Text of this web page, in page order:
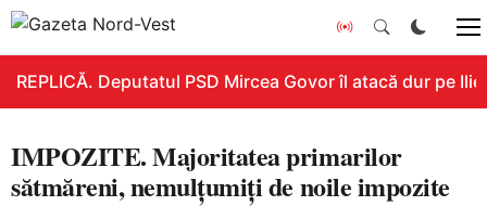
REPLICĂ. Deputatul PSD Mircea Govor îl atacă dur pe
IMPOZITE. Majoritatea primarilor
sătmăreni, nemulțumiți de noile impozite